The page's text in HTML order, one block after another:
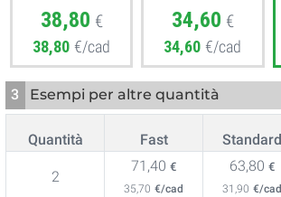
38,80 €
38,80 €/cad
34,60 €
34,60 €/cad
3 Esempi per altre quantità
Quantità Fast Standard
2
71,40 €
35,70 €/cad
63,80 €
31,90 €/cad